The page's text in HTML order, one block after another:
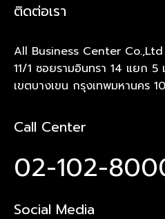
ติดต่อเรา
All Business Center
11/1 ซอยรามอินทรา 14 แยก 5
เขตบางเขน กรุงเทพมหานคร
Call Center
02-102-
Social Media